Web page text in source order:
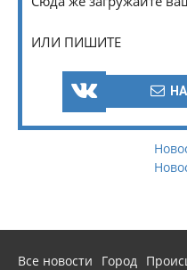
ИЛИ ПИШИТЕ
Все новости Город